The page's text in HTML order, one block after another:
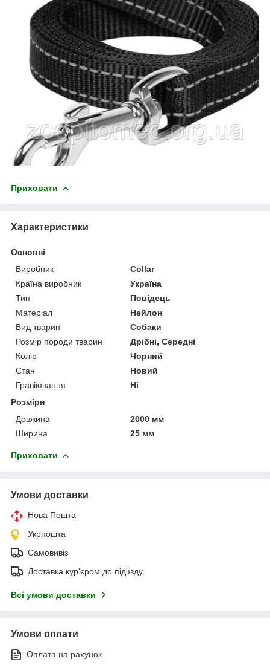
Приховати
Характеристики
Основні
Виробник
Collar
Країна виробник
Україна
Тип
Повідець
Матеріал
Нейлон
Вид тварин
Собаки
Розмір породи тварин
Дрібні, Середні
Колір
Чорний
Стан
Новий
Гравіювання
Ні
Розміри
Довжина
2000 мм
Ширина
25 мм
Приховати
Умови доставки
Нова Пошта
Укрпошта
Самовивіз
Доставка кур'єром до під'їзду.
Всі умови доставки
Умови оплати
Оплата на рахунок